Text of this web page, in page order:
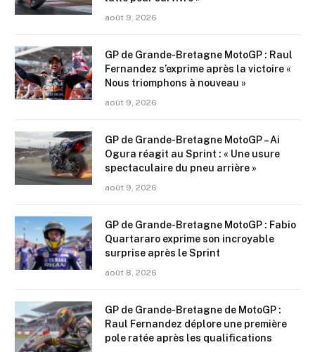
août 9, 2026
GP de Grande-Bretagne MotoGP : Raul
Fernandez s’exprime après la victoire «
Nous triomphons à nouveau »
août 9, 2026
GP de Grande-Bretagne MotoGP – Ai
Ogura réagit au Sprint : « Une usure
spectaculaire du pneu arrière »
août 9, 2026
GP de Grande-Bretagne MotoGP : Fabio
Quartararo exprime son incroyable
surprise après le Sprint
août 8, 2026
GP de Grande-Bretagne de MotoGP :
Raul Fernandez déplore une première
pole ratée après les qualifications